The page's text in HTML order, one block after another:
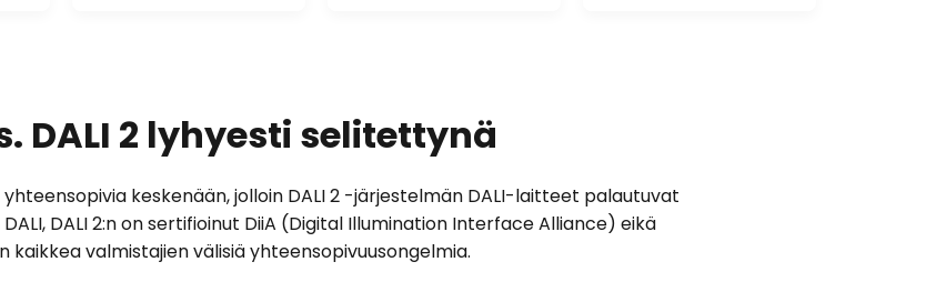
DALI 2 lyhyesti selitettynä
yhteensopivia keskenään, jolloin DALI 2 -järjestelmän DALI-laitteet palautuvat
DALI 2:n on sertifioinut DiiA (Digital Illumination Interface Alliance) eikä
valmistajien välisiä yhteensopivuusongelmia.